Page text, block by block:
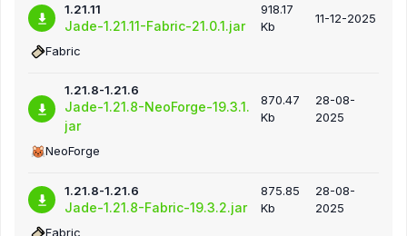
1.21.11
Jade-1.21.11-Fabric-21.0.1.jar
Fabric
918.17
Kb
11-12-2025
1.21.8-1.21.6
Jade-1.21.8-NeoForge-19.3.1.
jar
NeoForge
870.47
Kb
28-08-
2025
1.21.8-1.21.6
Jade-1.21.8-Fabric-19.3.2.jar
Fabric
875.85
Kb
28-08-
2025